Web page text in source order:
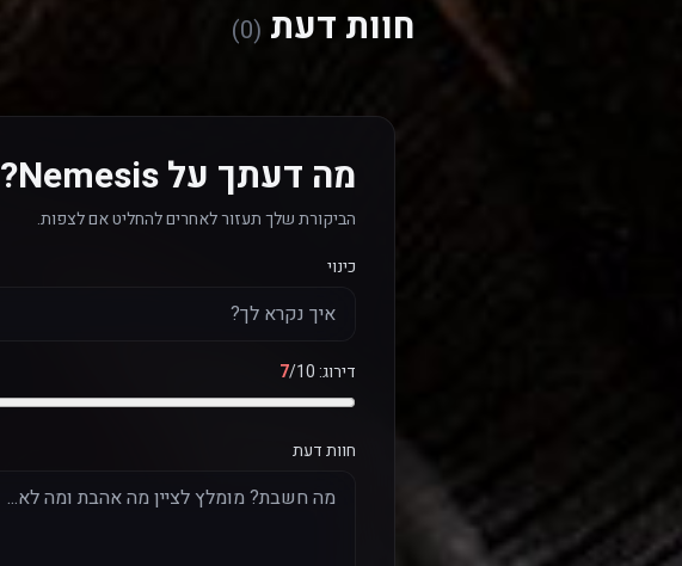
חוות דעת (0)
מה דעתך על Nemesis? כתוב חוות דעת
הביקורת שלך תעזור לאחרים להחליט אם לצפות.
כינוי
דירוג: 7/10
חוות דעת